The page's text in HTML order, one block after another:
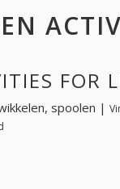
FOR
spoolen |